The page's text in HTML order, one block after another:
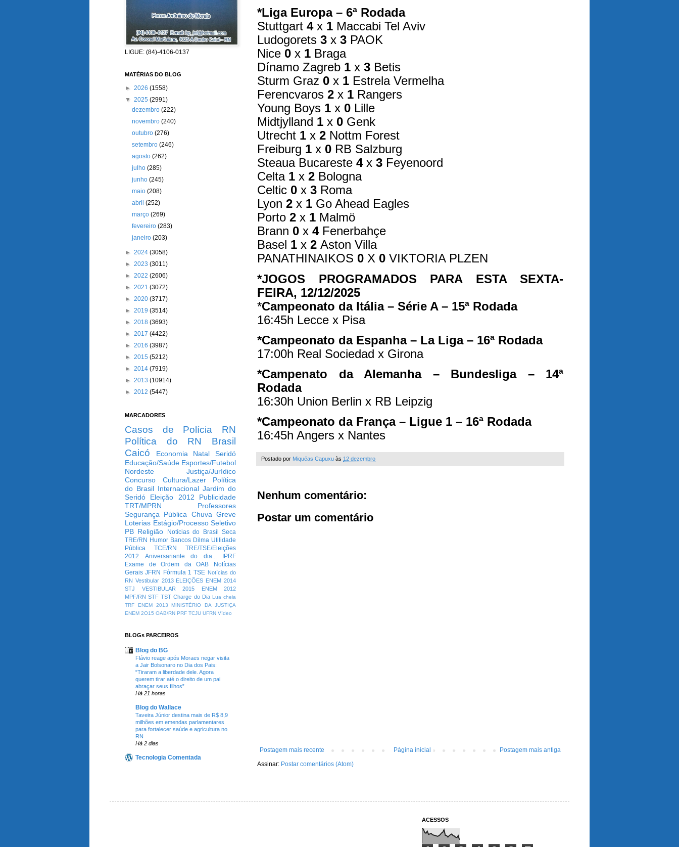
*Liga Europa – 6ª Rodada
Stuttgart 4x 1 Maccabi Tel Aviv
Ludogorets 3 x 3 PAOK
Nice 0 x 1 Braga
Dínamo Zagreb 1 x 3 Betis
Sturm Graz 0 x 1 Estrela Vermelha
Ferencvaros 2 x 1 Rangers
Young Boys 1 x 0 Lille
Midtjylland 1 x 0 Genk
Utrecht 1 x 2 Nottm Forest
Freiburg 1 x 0 RB Salzburg
Steaua Bucareste 4x 3 Feyenoord
Celta 1 x 2 Bologna
Celtic 0 x 3 Roma
Lyon 2 x 1 Go Ahead Eagles
Porto 2 x 1 Malmö
Brann 0 x 4Fenerbahçe
Basel 1 x 2 Aston Villa
PANATHINAIKOS 0 X 0 VIKTORIA PLZEN
*JOGOS PROGRAMADOS PARA ESTA SEXTA-
FEIRA, 12/12/2025
*Campeonato da Itália – Série A – 15ª Rodada
16:45h Lecce x Pisa
*Campeonato da Espanha – La Liga – 16ª Rodada
17:00h Real Sociedad x Girona
*Campenato da Alemanha – Bundesliga – 14ª
Rodada
16:30h Union Berlin x RB Leipzig
*Campeonato da França – Ligue 1 – 16ª Rodada
16:45h Angers x Nantes
Postado por Miquéas Capuxu às 12 dezembro
Nenhum comentário:
Postar um comentário
Postagem mais recente Postagem mais antiga
Página inicial
Assinar: Postar comentários (Atom)
LIGUE: (84)-4106-0137
MATÉRIAS DO BLOG
► 2026 (1558)
▼ 2025 (2991)
dezembro(222)
novembro(240)
outubro(276)
setembro(246)
agosto(262)
julho(285)
junho(245)
maio(208)
abril(252)
março(269)
fevereiro(283)
janeiro(203)
► 2024 (3058)
► 2023 (3011)
► 2022 (2606)
► 2021 (3072)
► 2020 (3717)
► 2019 (3514)
► 2018 (3693)
► 2017 (4422)
► 2016 (3987)
► 2015 (5212)
► 2014 (7919)
► 2013 (10914)
► 2012 (5447)
MARCADORES
Casos de Polícia
RN
Política do RN
Brasil
Caicó
Economia Natal
Seridó
Educação/Saúde Esportes/Futebol
Nordeste
Justiça/Jurídico
Concurso
Cultura/Lazer
Política
do Brasil Internacional Jardim do
Seridó
Eleição 2012
Publicidade
TRT/MPRN
Professores
Segurança Pública Chuva Greve
Loterias Estágio/Processo Seletivo
PB Religião Notícias do Brasil
Seca
TRE/RN Humor Bancos Dilma Utilidade
Pública
TCE/RN
TRE/TSE/Eleições
2012
Aniversariante do dia...
IPRF
Exame de Ordem da OAB
Notícias
Gerais JFRN Fórmula 1 TSE Notícias do
RN Vestibular 2013 ELEIÇÕES ENEM 2014
STJ
VESTIBULAR 2015
ENEM 2012
MPF/RN STF TST Charge do Dia Lua cheia
TRF
ENEM 2013
MINISTÉRIO DA JUSTIÇA
ENEM 2O15 OAB/RN PRF TCJU UFRN Vídeo
BLOGs PARCEIROS
Blog do BG
Flávio reage após Moraes negar visita
a Jair Bolsonaro no Dia dos Pais:
“Tiraram a liberdade dele. Agora
querem tirar até o direito de um pai
abraçar seus filhos”
Há 21 horas
Blog do Wallace
Taveira Júnior destina mais de R$ 8,9
milhões em emendas parlamentares
para fortalecer saúde e agricultura no
RN
Há 2 dias
Tecnologia Comentada
ACESSOS